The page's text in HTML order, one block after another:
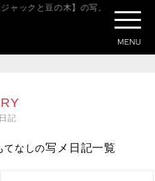
ャックと豆の木】の写メ日記ページ
記
てなし 写メ日記一覧